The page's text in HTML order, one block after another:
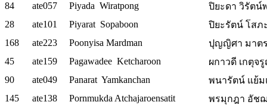
84
ate057 Piyada Wiratpong
ปิยะดา วิรัตน์
28
ate101 Piyarat Sopaboon
ปิยะรัตน์ โส
168
ate223 Poonyisa Mardman
ปุญญิศา มาต
45
ate159 Pagawadee Ketcharoon
ผกาวดี เกตุจ
90
ate049 Panarat Yamkanchan
พนารัตน์ แย้
145
ate138 Pornmukda Atchajaroensatit
พรมุกฎา อัช